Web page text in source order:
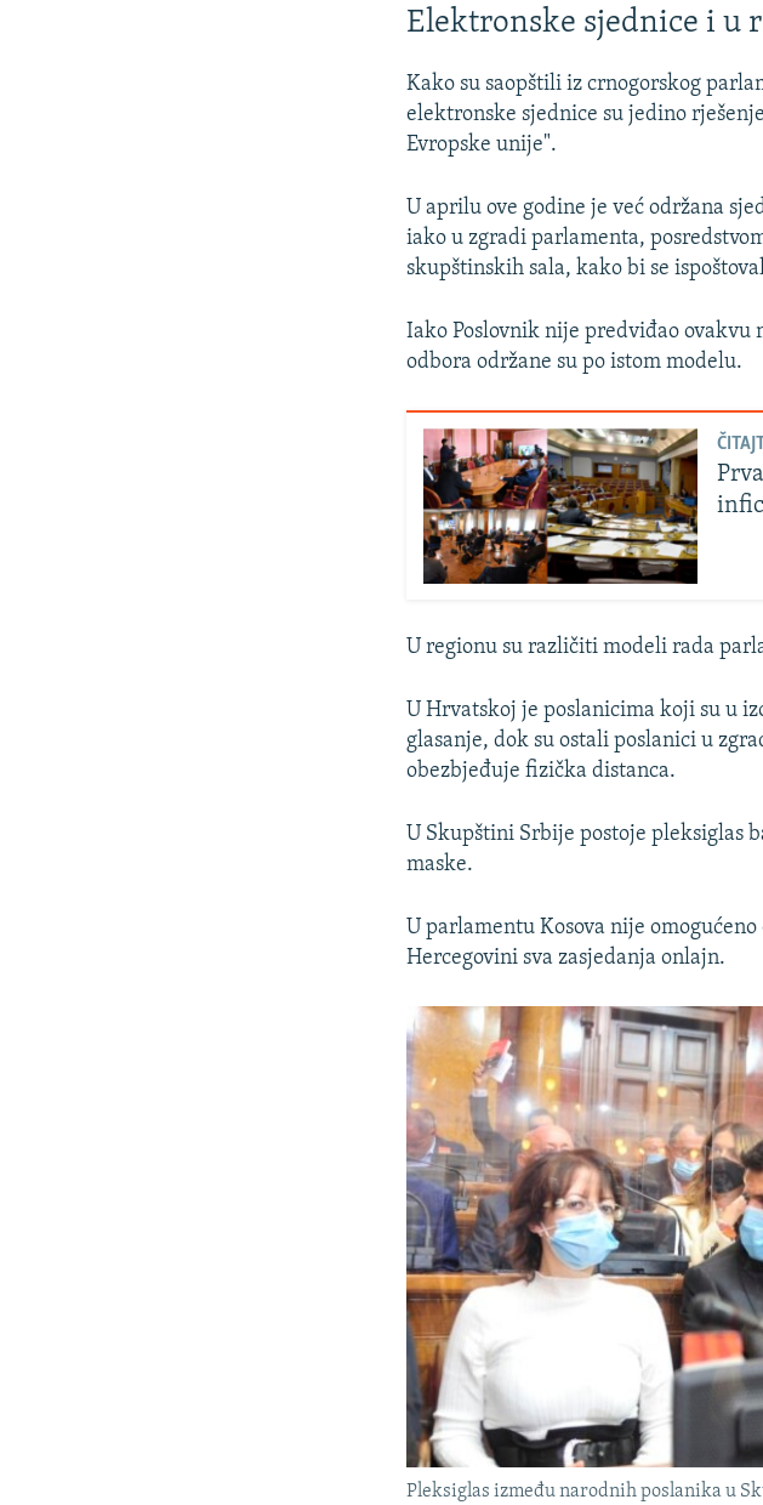
Elektronske sjednice i u
Kako su saopštili iz crnogorskog
elektronske sjednice su jedino
Evropske unije".
U aprilu ove godine je već održana
iako u zgradi parlamenta,
skupštinskih sala, kako bi se
Iako Poslovnik nije predviđao
odbora održane su po istom modelu.
U regionu su različiti modeli rada
U Hrvatskoj je poslanicima koji su u
glasanje, dok su ostali poslanici u
obezbjeđuje fizička distanca.
U Skupštini Srbije postoje pleksiglas
maske.
U parlamentu Kosova nije
Hercegovini sva zasjedanja onlajn.
Pleksiglas između narodnih poslanika u